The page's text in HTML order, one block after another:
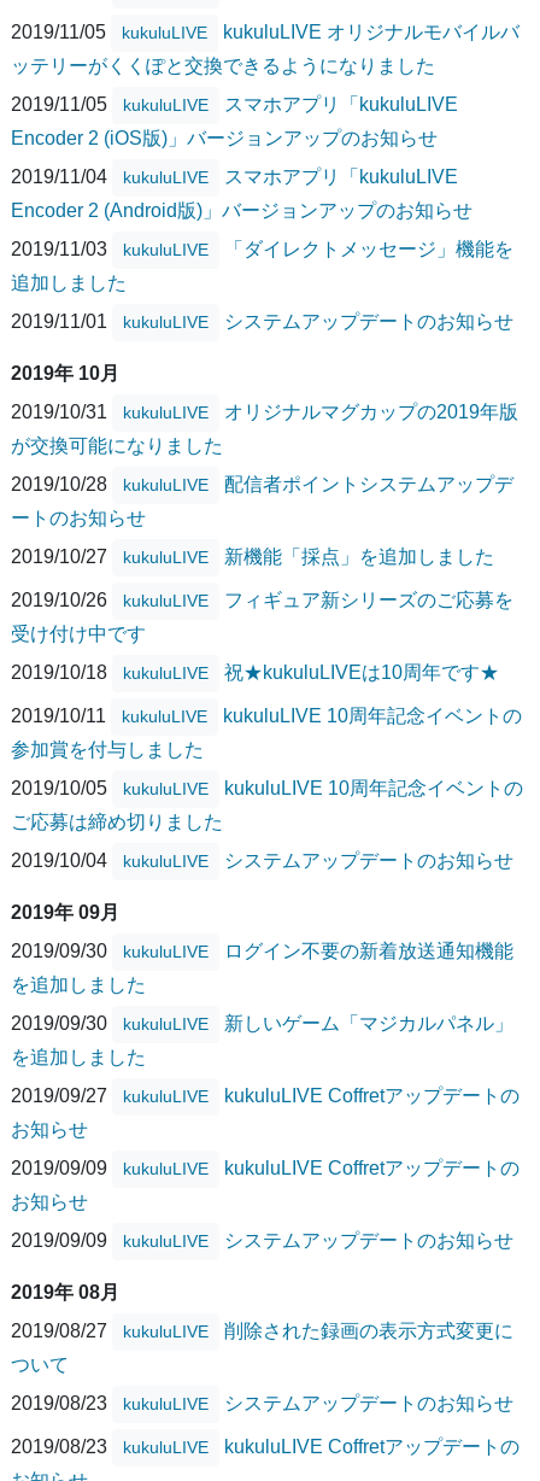
2019/11/05 kukuluLIVE
kukuluLIVE オリジナルモバイルバ
ッテリーがくくぽと交換できるようになりました
2019/11/05
kukuluLIVE
スマホアプリ「kukuluLIVE
Encoder 2 (iOS版)」バージョンアップのお知らせ
2019/11/04
kukuluLIVE
スマホアプリ「kukuluLIVE
Encoder 2 (Android版)」バージョンアップのお知らせ
2019/11/03
kukuluLIVE
「ダイレクトメッセージ」機能を
追加しました
2019/11/01
kukuluLIVE システムアップデートのお知らせ
2019年 10月
2019/10/31
kukuluLIVE
オリジナルマグカップの2019年版
が交換可能になりました
2019/10/28
kukuluLIVE
配信者ポイントシステムアップデ
ートのお知らせ
2019/10/27
kukuluLIVE 新機能「採点」を追加しました
2019/10/26 kukuluLIVE
フィギュア新シリーズのご応募を
受け付け中です
2019/10/18
kukuluLIVE 祝★kukuluLIVEは10周年です★
2019/10/11 kukuluLIVE
kukuluLIVE 10周年記念イベントの
参加賞を付与しました
2019/10/05
kukuluLIVE
kukuluLIVE 10周年記念イベントの
ご応募は締め切りました
2019/10/04
kukuluLIVE システムアップデートのお知らせ
2019年 09月
2019/09/30
kukuluLIVE
ログイン不要の新着放送通知機能
を追加しました
2019/09/30
kukuluLIVE
新しいゲーム「マジカルパネル」
を追加しました
2019/09/27
kukuluLIVE
kukuluLIVE Coffretアップデートの
お知らせ
2019/09/09
kukuluLIVE
kukuluLIVE Coffretアップデートの
お知らせ
2019/09/09
kukuluLIVE システムアップデートのお知らせ
2019年 08月
2019/08/27
kukuluLIVE
削除された録画の表示方式変更に
ついて
2019/08/23
kukuluLIVE システムアップデートのお知らせ
2019/08/23 kukuluLIVE
kukuluLIVE Coffretアップデートの